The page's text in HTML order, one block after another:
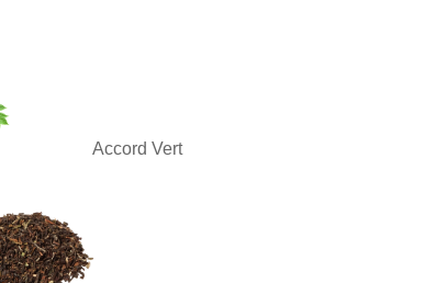
Accord Vert